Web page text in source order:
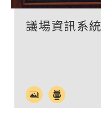
議場資訊系統